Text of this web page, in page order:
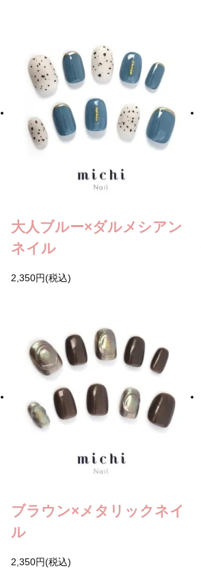
大人ブルー×ダルメシアン
ネイル
2,350円(税込)
ブラウン×メタリックネイ
ル
2,350円(税込)